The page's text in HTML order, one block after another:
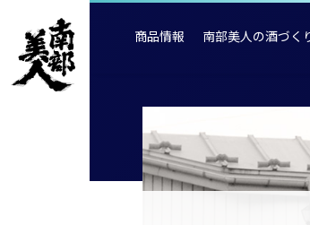
商品情報 南部美人の酒づく